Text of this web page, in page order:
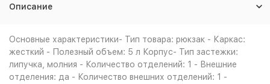
Описание
Основные характеристики- Тип товара: рюкзак - Каркас:
жесткий - Полезный объем: 5 л Корпус- Тип застежки:
липучка, молния - Количество отделений: 1 - Внешние
отделения: да - Количество внешних отделений: 1 -